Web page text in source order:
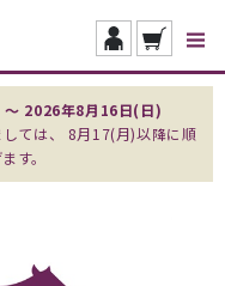
～ 2026年8月16日(日)
ては、 8月17(月)以降に順
す。